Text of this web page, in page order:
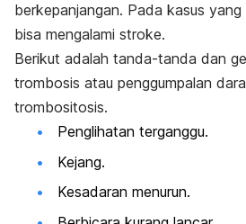
berkepanjangan. Pada kasus
bisa mengalami stroke.
Berikut adalah tanda-tanda dan
trombosis atau penggumpalan
trombositosis.
Penglihatan terganggu.
Kejang.
Kesadaran menurun.